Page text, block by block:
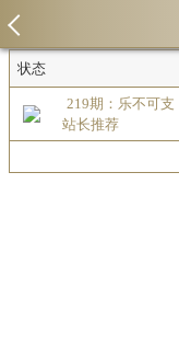
状态
219期：乐不可
站长推荐